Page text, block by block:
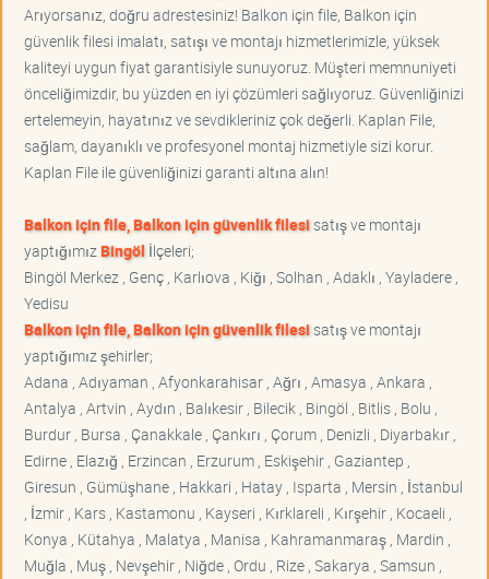
Arıyorsanız, doğru adrestesiniz! Balkon için file, Balkon için
güvenlik filesi imalatı, satışı ve montajı hizmetlerimizle, yüksek
kaliteyi uygun fiyat garantisiyle sunuyoruz. Müşteri memnuniyeti
önceliğimizdir, bu yüzden en iyi çözümleri sağlıyoruz. Güvenliğinizi
ertelemeyin, hayatınız ve sevdikleriniz çok değerli. Kaplan File,
sağlam, dayanıklı ve profesyonel montaj hizmetiyle sizi korur.
Kaplan File ile güvenliğinizi garanti altına alın!
Balkon için file, Balkon için güvenlik filesisatış ve montajı
yaptığımız Bingöl İlçeleri;
Bingöl Merkez , Genç , Karlıova , Kiğı , Solhan , Adaklı , Yayladere ,
Yedisu
Balkon için file, Balkon için güvenlik filesisatış ve montajı
yaptığımız şehirler;
Adana , Adıyaman , Afyonkarahisar , Ağrı , Amasya , Ankara ,
Antalya , Artvin , Aydın , Balıkesir , Bilecik , Bingöl , Bitlis , Bolu ,
Burdur , Bursa , Çanakkale , Çankırı , Çorum , Denizli , Diyarbakır ,
Edirne , Elazığ , Erzincan , Erzurum , Eskişehir , Gaziantep ,
Giresun , Gümüşhane , Hakkari , Hatay , Isparta , Mersin , İstanbul
, İzmir , Kars , Kastamonu , Kayseri , Kırklareli , Kırşehir , Kocaeli ,
Konya , Kütahya , Malatya , Manisa , Kahramanmaraş , Mardin ,
Muğla , Muş , Nevşehir , Niğde , Ordu , Rize , Sakarya , Samsun ,